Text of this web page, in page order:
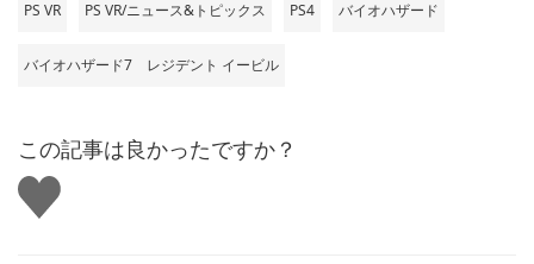
PS VR PS VR/ニュース&トピックス PS4 バイオハザード
バイオハザード7 レジデント イービル
この記事は良かったですか？
い
い